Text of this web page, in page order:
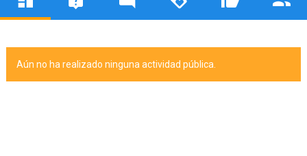
Aún no ha realizado ninguna actividad pública.